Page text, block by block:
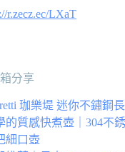
r.zecz.ec/LXaT
分享
珈樂堤 迷你不鏽鋼
的質感快煮壺｜304不
細口壺